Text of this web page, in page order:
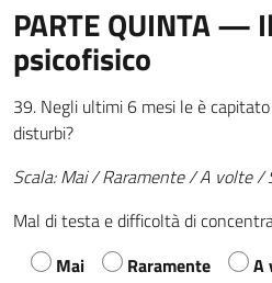
PARTE QUINTA —
psicofisico
39. Negli ultimi 6 mesi le è
disturbi?
Scala: Mai / Raramente / A volte /
Mal di testa e difficoltà di
Mai
Raramente A